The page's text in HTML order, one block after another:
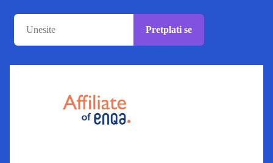
Pretplati se